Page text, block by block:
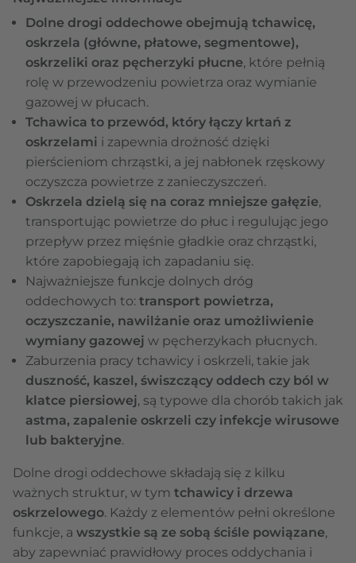
Dolne drogi oddechowe obejmują tchawicę,
oskrzela (główne, płatowe, segmentowe),
oskrzeliki oraz pęcherzyki płucne, które pełnią
rolę w przewodzeniu powietrza oraz wymianie
gazowej w płucach.
Tchawica to przewód, który łączy krtań z
oskrzelami i zapewnia drożność dzięki
pierścieniom chrząstki, a jej nabłonek rzęskowy
oczyszcza powietrze z zanieczyszczeń.
Oskrzela dzielą się na coraz mniejsze gałęzie,
transportując powietrze do płuc i regulując jego
przepływ przez mięśnie gładkie oraz chrząstki,
które zapobiegają ich zapadaniu się.
Najważniejsze funkcje dolnych dróg
oddechowych to: transport powietrza,
oczyszczanie, nawilżanie oraz umożliwienie
wymiany gazowej w pęcherzykach płucnych.
Zaburzenia pracy tchawicy i oskrzeli, takie jak
duszność, kaszel, świszczący oddech czy ból w
klatce piersiowej, są typowe dla chorób takich jak
astma, zapalenie oskrzeli czy infekcje wirusowe
lub bakteryjne.
Dolne drogi oddechowe składają się z kilku
ważnych struktur, w tym tchawicy i drzewa
oskrzelowego. Każdy z elementów pełni określone
funkcje, a wszystkie są ze sobą ściśle powiązane,
aby zapewniać prawidłowy proces oddychania i